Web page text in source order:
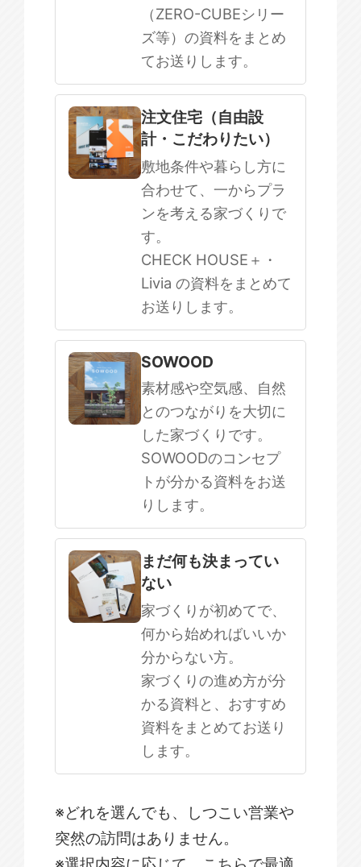
（ZERO-CUBEシリー
ズ等）の資料をまとめ
てお送りします。
注文住宅（自由設
計・こだわりたい）
敷地条件や暮らし方に
合わせて、一からプラ
ンを考える家づくりで
す。
CHECK HOUSE＋・
Livia の資料をまとめて
お送りします。
SOWOOD
素材感や空気感、自然
とのつながりを大切に
した家づくりです。
SOWOODのコンセプ
トが分かる資料をお送
りします。
まだ何も決まってい
ない
家づくりが初めてで、
何から始めればいいか
分からない方。
家づくりの進め方が分
かる資料と、おすすめ
資料をまとめてお送り
します。
※どれを選んでも、しつこい営業や
突然の訪問はありません。